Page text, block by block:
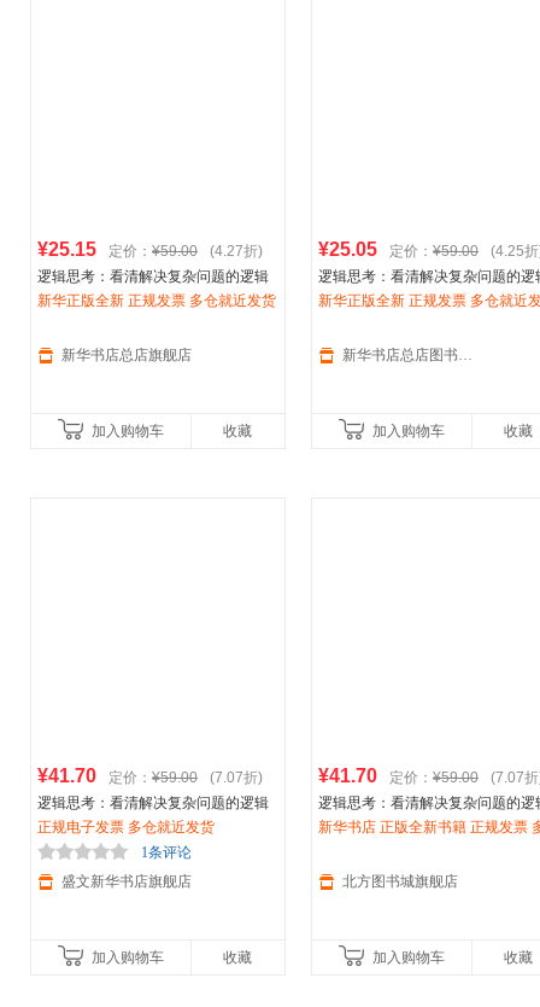
¥25.15 定价： ¥59.00
(4.27折)
逻辑思考：看清解决复杂问题的逻辑
主线(风靡上汽集团、惠普、索尼、阿
华书店总店旗舰店】
新华正版全新 正规发票 多仓就近发货
13284178503
新华书店总店旗舰店
加入购物车 收藏
¥25.05 定价： ¥59.00
(4.25
逻辑思考：看清解决复杂问题的逻
主线(风靡上汽集团、惠普、索尼、
华书店总店自营】
新华正版全新 正规发票 多仓就近
13284178503
新华书店总店图书专营店
加入购物车 收藏
¥41.70 定价： ¥59.00
(7.07折)
逻辑思考：看清解决复杂问题的逻辑
主线(风靡上汽集团、惠普、索尼、
迪达斯 等世界知 张巍，戚静娴 著 浙
江大学出版社
正规电子发票 多仓就近发货
1条评论
盛文新华书店旗舰店
加入购物车 收藏
¥41.70 定价： ¥59.00
(7.07
逻辑思考：看清解决复杂问题的逻
主线(风靡上汽集团、惠普、索尼、
江大学出版社 【新
新华书店 正版全新书籍 正规发票
北方图书城旗舰店
加入购物车 收藏